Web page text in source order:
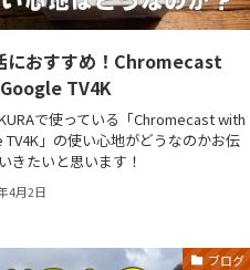
におすすめ！Chromecast
TV4K
で使っている「Chromecast with
TV4K」の使い心地がどうなのかお伝
きたいと思います！
4月2日
ブログ